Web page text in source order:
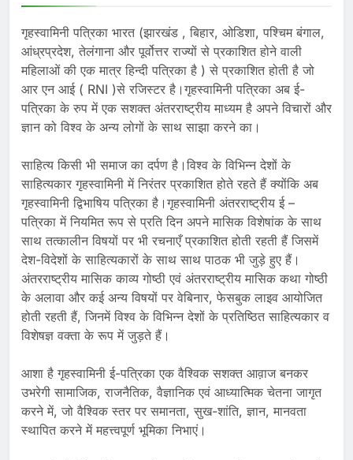
गृहस्वामिनी पत्रिका भारत (झारखंड , बिहार, ओडिशा, पश्चिम बंगाल,
आंध्रप्रदेश, तेलंगाना और पूर्वोत्तर राज्यों से प्रकाशित होने वाली
महिलाओं की एक मात्र हिन्दी पत्रिका है ) से प्रकाशित होती है जो
आर एन आई ( RNI )से रजिस्टर है।गृहस्वामिनी पत्रिका अब ई-
पत्रिका के रुप में एक सशक्त अंतरराष्ट्रीय माध्यम है अपने विचारों और
ज्ञान को विश्व के अन्य लोगों के साथ साझा करने का।
साहित्य किसी भी समाज का दर्पण है।विश्व के विभिन्न देशों के
साहित्यकार गृहस्वामिनी में निरंतर प्रकाशित होते रहते हैं क्योंकि अब
गृहस्वामिनी द्विभाषिय पत्रिका है।गृहस्वामिनी अंतरराष्ट्रीय ई –
पत्रिका में नियमित रूप से प्रति दिन अपने मासिक विशेषांक के साथ
साथ तत्कालीन विषयों पर भी रचनाएँ प्रकाशित होती रहती हैं जिसमें
देश-विदेशों के साहित्यकारों के साथ साथ पाठक भी जुड़े हुए हैं।
अंतरराष्ट्रीय मासिक काव्य गोष्ठी एवं अंतरराष्ट्रीय मासिक कथा गोष्ठी
के अलावा और कई अन्य विषयों पर वेबिनार, फेसबुक लाइव आयोजित
होती रहती हैं, जिनमें विश्व के विभिन्न देशों के प्रतिष्ठित साहित्यकार व
विशेषज्ञ वक्ता के रूप में जुड़ते हैं।
आशा है गृहस्वामिनी ई-पत्रिका एक वैश्विक सशक्त आव़ाज बनकर
उभरेगी सामाजिक, राजनैतिक, वैज्ञानिक एवं आध्यात्मिक चेतना जागृत
करने में, जो वैश्विक स्तर पर समानता, सुख-शांति, ज्ञान, मानवता
स्थापित करने में महत्त्वपूर्ण भूमिका निभाएं।